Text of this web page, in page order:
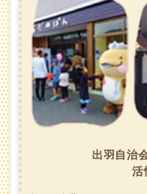
出羽自治
活